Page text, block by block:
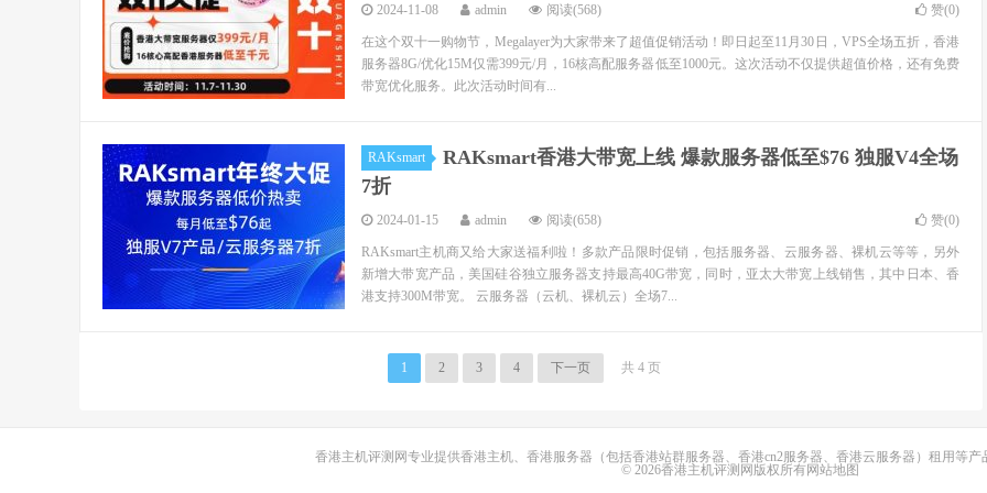
2024-11-08 admin 阅读(568) 赞(0)
在这个双十一购物节，Megalayer为大家带来了超值促销活动！即日起至11月30日，VPS全场五折，香港
服务器8G/优化15M仅需399元/月，16核高配服务器低至1000元。这次活动不仅提供超值价格，还有免费
带宽优化服务。此次活动时间有...
RAKsmart
RAKsmart香港大带宽上线 爆款服务器低至$76 独服V4全场
7折
2024-01-15 admin 阅读(658) 赞(0)
RAKsmart主机商又给大家送福利啦！多款产品限时促销，包括服务器、云服务器、裸机云等等，另外
新增大带宽产品，美国硅谷独立服务器支持最高40G带宽，同时，亚太大带宽上线销售，其中日本、香
港支持300M带宽。 云服务器（云机、裸机云）全场7...
1 2 3 4 下一页 共 4 页
香港主机评测网专业提供香港主机、香港服务器（包括香港站群服务器、香港cn2服务器、香港云服务器）租用等产
© 2026香港主机评测网版权所有网站地图